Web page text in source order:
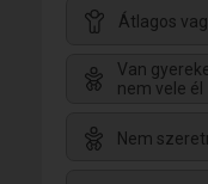
Átlagos
Van
nem vele él
Nem